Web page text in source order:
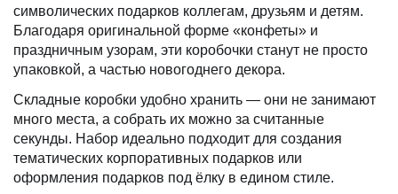
символических подарков коллегам, друзьям и детям.
Благодаря оригинальной форме «конфеты» и
праздничным узорам, эти коробочки станут не просто
упаковкой, а частью новогоднего декора.
Складные коробки удобно хранить — они не занимают
много места, а собрать их можно за считанные
секунды. Набор идеально подходит для создания
тематических корпоративных подарков или
оформления подарков под ёлку в едином стиле.